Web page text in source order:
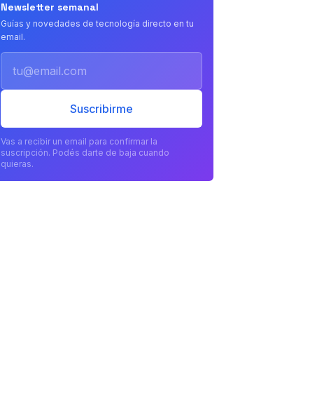
Newsletter semanal
Guías y novedades de tecnología directo en tu
email.
Suscribirme
Vas a recibir un email para confirmar la
suscripción. Podés darte de baja cuando
quieras.